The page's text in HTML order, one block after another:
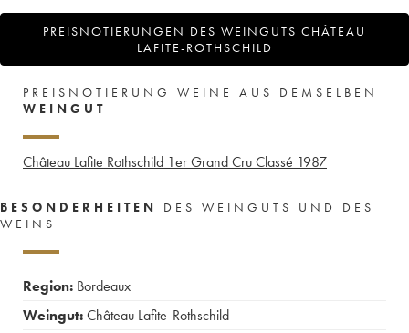
PREISNOTIERUNGEN DES WEINGUTS CHÂTEAU
LAFITE-ROTHSCHILD
PREISNOTIERUNG WEINE AUS DEMSELBEN
WEINGUT
Château Lafite Rothschild 1er Grand Cru Classé 1987
BESONDERHEITEN
DES WEINGUTS UND DES
WEINS
Region: Bordeaux
Weingut:Château Lafite-Rothschild